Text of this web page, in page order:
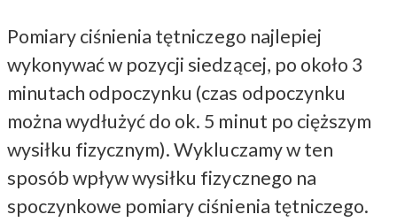
Pomiary ciśnienia tętniczego najlepiej
wykonywać w pozycji siedzącej, po około 3
minutach odpoczynku (czas odpoczynku
można wydłużyć do ok. 5 minut po cięższym
wysiłku fizycznym). Wykluczamy w ten
sposób wpływ wysiłku fizycznego na
spoczynkowe pomiary ciśnienia tętniczego.